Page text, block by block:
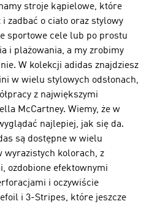
stroje kąpielowe, które
zadbać o ciało oraz stylowy
sportowe cele lub po prostu
i plażowania, a my zrobimy
W kolekcji adidas znajdziesz
w wielu stylowych odsłonach,
z największymi
McCartney. Wiemy, że w
najlepiej, jak się da.
są dostępne w wielu
wyrazistych kolorach, z
ozdobione efektownymi
i oczywiście
i 3-Stripes, które jeszcze